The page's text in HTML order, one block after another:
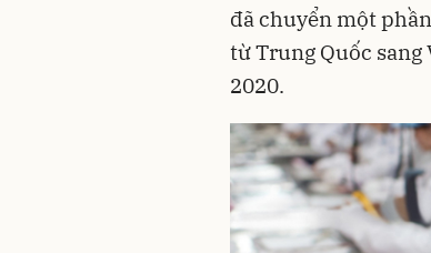
đã chuyển một
từ Trung Quốc
2020.